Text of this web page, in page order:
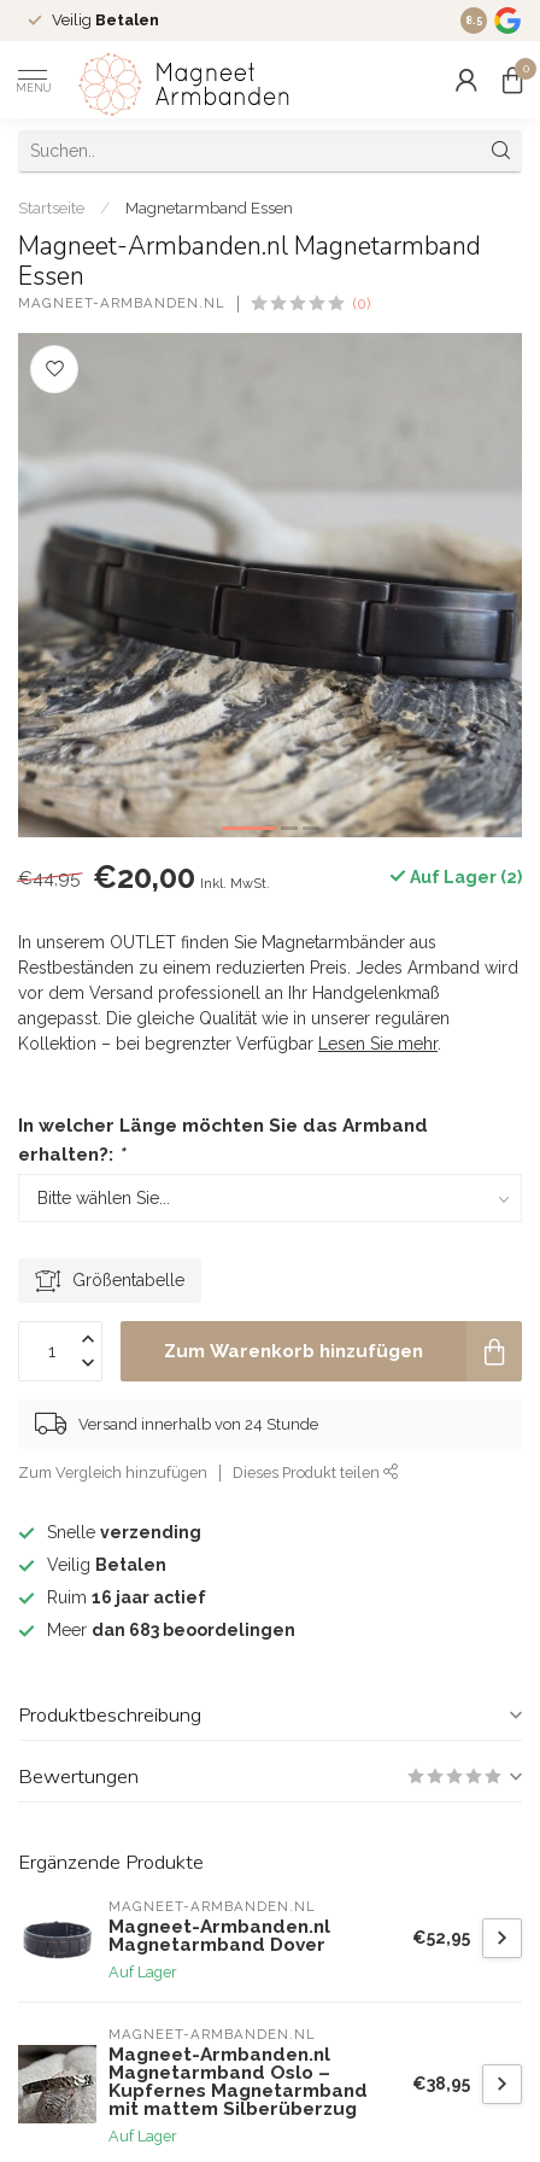
Veilig Betalen Ruim 16
8.5
MENU
0
Startseite / Magnetarmband Essen
Magneet-Armbanden.nl Magnetarmband
Essen
MAGNEET-ARMBANDEN.NL (0)
€44,95 €20,00 Inkl. MwSt. Auf Lager (2)
In unserem OUTLET finden Sie Magnetarmbänder aus
Restbeständen zu einem reduzierten Preis. Jedes Armband wird
vor dem Versand professionell an Ihr Handgelenkmaß
angepasst. Die gleiche Qualität wie in unserer regulären
Kollektion – bei begrenzter Verfügbar
Lesen Sie mehr.
In welcher Länge möchten Sie das Armband
erhalten?: *
Größentabelle
Zum Warenkorb hinzufügen
Versand innerhalb von 24 Stunde
Zum Vergleich hinzufügen Dieses Produkt teilen
Snelle verzending
Veilig Betalen
Ruim 16 jaar actief
Meer dan 683 beoordelingen
Produktbeschreibung
Bewertungen
Ergänzende Produkte
MAGNEET-ARMBANDEN.NL
Magneet-Armbanden.nl
Magnetarmband Dover
Auf Lager
€52,95
MAGNEET-ARMBANDEN.NL
Magneet-Armbanden.nl
Magnetarmband Oslo –
Kupfernes Magnetarmband
mit mattem Silberüberzug
Auf Lager
€38,95